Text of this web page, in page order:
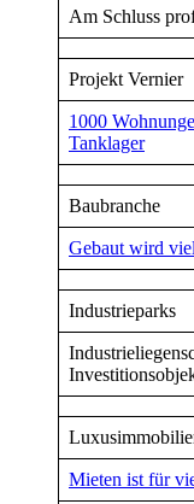
Am Schluss
Projekt Vernier
1000
Tanklager
Baubranche
Gebaut wird
Industrieparks
Mieten ist für